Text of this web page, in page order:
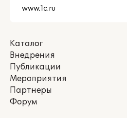
Каталог
Внедрения
Публикации
Мероприятия
Партнеры
Форум